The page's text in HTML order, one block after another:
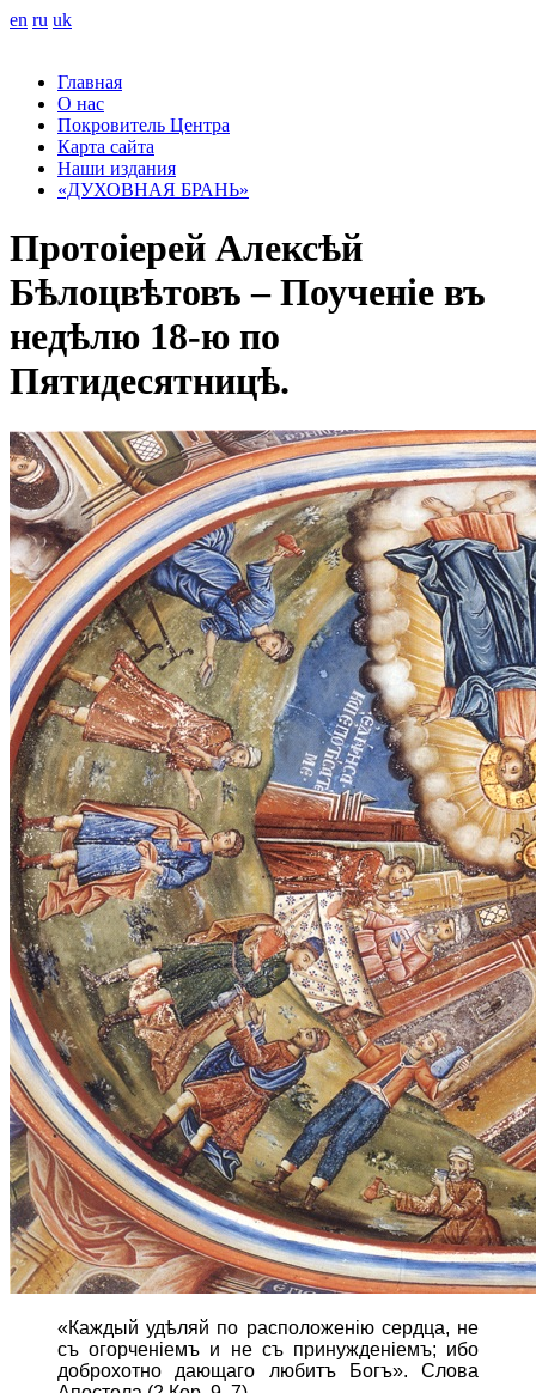
en ru uk
Главная
О нас
Покровитель Центра
Карта сайта
Наши издания
«ДУХОВНАЯ БРАНЬ»
Протоіерей Алексѣй
Бѣлоцвѣтовъ – Поученіе въ
недѣлю 18-ю по
Пятидесятницѣ.
«Каждый удѣляй по расположенію сердца, не
съ огорченіемъ и не съ принужденіемъ; ибо
доброхотно дающаго любитъ Богъ». Слова